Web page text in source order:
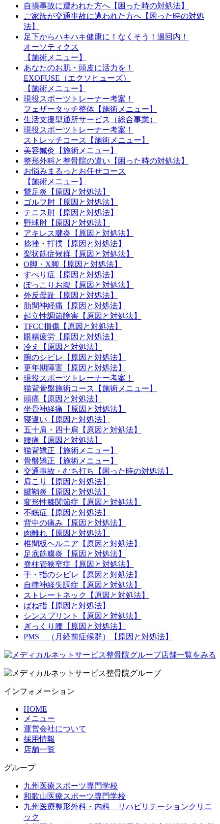
自損事故に遭われた方へ【困った時の対処法】
ご家族が交通事故に遭われた方へ【困った時の対処
法】
足下からハキハキ健康に！なくそう！過回内！
オーソティクス
【施術メニュー】
あなたのお肌・頭皮に活力を！
EXOFUSE（エクソヒューズ）
【施術メニュー】
現役スポーツトレーナー考案！
フェザータッチ整体【施術メニュー】
生活支援型通所サービス（総合事業）
現役スポーツトレーナー考案！
ストレッチコース【施術メニュー】
美容鍼灸【施術メニュー】
整形外科と整骨院の違い【困った時の対処法】
お悩みまるっとお任せコース
【施術メニュー】
鵞足炎【原因と対処法】
ゴルフ肘【原因と対処法】
テニス肘【原因と対処法】
野球肘【原因と対処法】
アキレス腱炎【原因と対処法】
捻挫・打撲【原因と対処法】
梨状筋症候群【原因と対処法】
O脚・X脚【原因と対処法】
すべり症【原因と対処法】
ぽっこりお腹【原因と対処法】
外反母趾【原因と対処法】
肋間神経痛【原因と対処法】
起立性調節障害【原因と対処法】
TFCC損傷【原因と対処法】
眼精疲労【原因と対処法】
冷え【原因と対処法】
腕のシビレ【原因と対処法】
更年期障害【原因と対処法】
現役スポーツトレーナー考案！
猫背骨盤施術コース【施術メニュー】
頭痛【原因と対処法】
坐骨神経痛【原因と対処法】
寝違い【原因と対処法】
五十肩・四十肩【原因と対処法】
腰痛【原因と対処法】
猫背矯正【施術メニュー】
骨盤矯正【施術メニュー】
交通事故・むち打ち【困った時の対処法】
肩こり【原因と対処法】
腱鞘炎【原因と対処法】
変形性膝関節症【原因と対処法】
不眠症【原因と対処法】
背中の痛み【原因と対処法】
肉離れ【原因と対処法】
椎間板ヘルニア【原因と対処法】
足底筋膜炎【原因と対処法】
脊柱管狭窄症【原因と対処法】
手・指のシビレ【原因と対処法】
自律神経失調症【原因と対処法】
ストレートネック【原因と対処法】
ばね指【原因と対処法】
シンスプリント【原因と対処法】
ぎっくり腰【原因と対処法】
PMS （月経前症候群）【原因と対処法】
インフォメーション
HOME
メニュー
運営会社について
採用情報
店舗一覧
グループ
九州医療スポーツ専門学校
和歌山医療スポーツ専門学校
九州医療整形外科・内科 リハビリテーションクリニ
ック